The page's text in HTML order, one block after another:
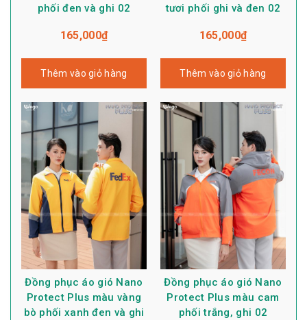
phối đen và ghi 02
165,000₫
Thêm vào giỏ hàng
tươi phối ghi và đen 02
165,000₫
Thêm vào giỏ hàng
Đồng phục áo gió Nano
Protect Plus màu vàng
bò phối xanh đen và ghi
Đồng phục áo gió Nano
Protect Plus màu cam
phối trắng, ghi 02